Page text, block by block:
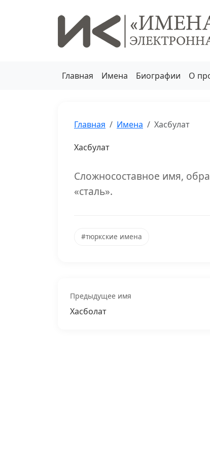
Главная Имена Биографии О
Главная Имена Хасбулат
Хасбулат
Сложносоставное имя,
«сталь».
#тюркские имена
Предыдущее имя
Хасболат